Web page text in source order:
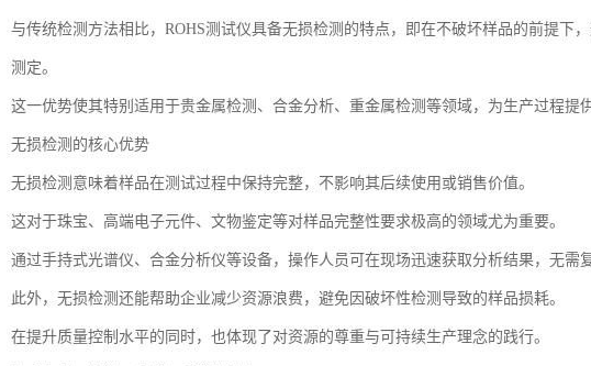
与传统检测方法相比，ROHS测试仪具备无损检测的特点，即在不破坏样品的前提下
测定。
这一优势使其特别适用于贵金属检测、合金分析、重金属检测等领域，为生产过程提
无损检测的核心优势
无损检测意味着样品在测试过程中保持完整，不影响其后续使用或销售价值。
这对于珠宝、高端电子元件、文物鉴定等对样品完整性要求极高的领域尤为重要。
通过手持式光谱仪、合金分析仪等设备，操作人员可在现场迅速获取分析结果，无需
此外，无损检测还能帮助企业减少资源浪费，避免因破坏性检测导致的样品损耗。
在提升质量控制水平的同时，也体现了对资源的尊重与可持续生产理念的践行。